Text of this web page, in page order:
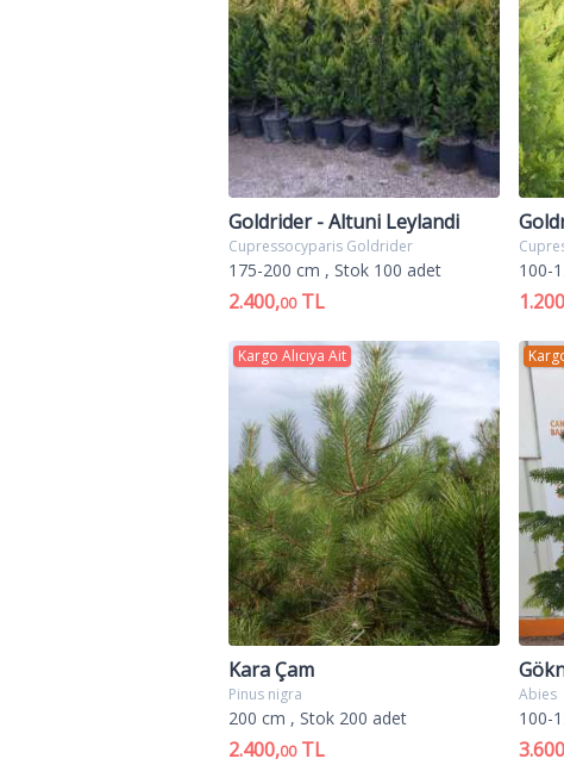
yassıdır; orta sürgünden yanlara
Kozalakları, oval biçimli, olgunken
genellikle tohum ve-çelikle bazı kere
yada kuru topraklarda da
mezarlık ve taş bahçelerinde soliter
Goldrider - Altuni Leylandi
Cupressocyparis Goldrider
175-200 cm , Stok 100 adet
2.400,00TL
100-
Kargo Alıcıya Ait
Kara Çam
Pinus nigra
200 cm , Stok 200 adet
2.400,00TL
Abies
100-